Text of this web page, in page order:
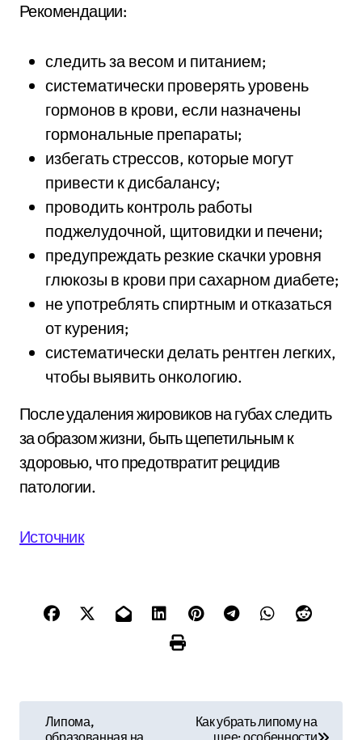
Рекомендации:
следить за весом и питанием;
систематически проверять уровень
гормонов в крови, если назначены
гормональные препараты;
избегать стрессов, которые могут
привести к дисбалансу;
проводить контроль работы
поджелудочной, щитовидки и печени;
предупреждать резкие скачки уровня
глюкозы в крови при сахарном диабете;
не употреблять спиртным и отказаться
от курения;
систематически делать рентген легких,
чтобы выявить онкологию.
После удаления жировиков на губах следить
за образом жизни, быть щепетильным к
здоровью, что предотвратит рецидив
патологии.
Источник
Липома,
образованная на
Как убрать липому на
шее: особенности